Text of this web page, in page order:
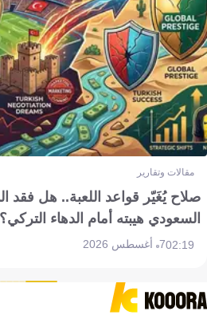
مقالات وتقارير
صلاح يُغَيّر قواعد اللعبة.. هل فقد
السعودي هيبته أمام الدهاء التركي؟
02:197 أغسطس 2026